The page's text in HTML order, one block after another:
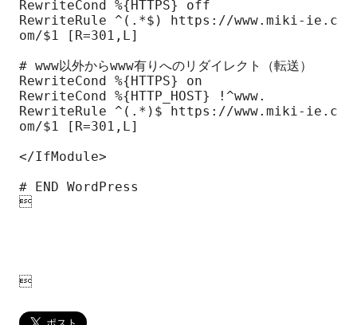
RewriteCond %{HTTPS} off
RewriteRule ^(.*$) https://www.miki-ie.c
om/$1 [R=301,L]
# www以外からwww有りへのリダイレクト（転送）
RewriteCond %{HTTPS} on
RewriteCond %{HTTP_HOST} !^www.
RewriteRule ^(.*)$ https://www.miki-ie.c
om/$1 [R=301,L]
</IfModule>
# END WordPress

